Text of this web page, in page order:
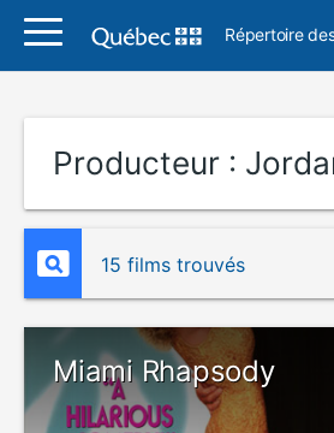
Répertoire
Producteur :
15 films trouvés
Miami Rhapsody